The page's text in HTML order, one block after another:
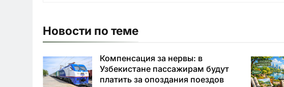
Новости по теме
Компенсация за нервы: в
Узбекистане пассажирам будут
платить за опоздания поездов